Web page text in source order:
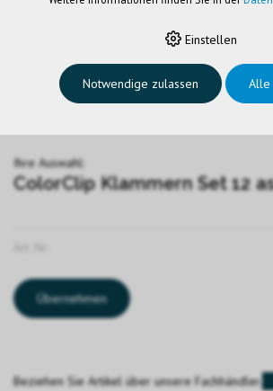
› CLIPSYSTEME › COLORCLIP ›
ColorClip
Set
Ihre Auswahl:
ColorClip Klammern Set 12
Übernehmen
Beziehen Sie Artikel über unsere Fachhändler.
Einstellen
Notwendige zulassen Alle